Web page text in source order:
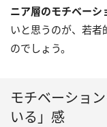
ニア層のモチベーシ
いと思うのが、若
のでしょう。
モチベーショ
いる」感